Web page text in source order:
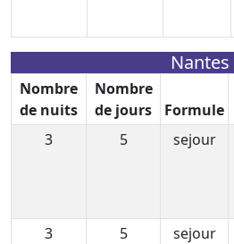
Nantes
Nombre
de nuits
Nombre
de jours
Formule
3
5 sejour
3
5 sejour